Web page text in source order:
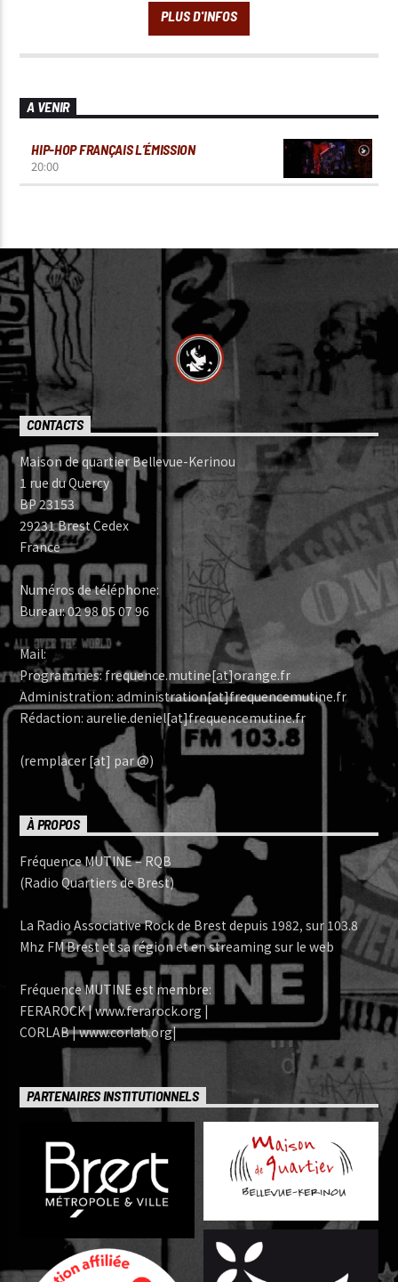
A VENIR
HIP-HOP FRANÇAIS L’ÉMISSION
20:00
CONTACTS
Maison de quartier Bellevue-Kerinou
1 rue du Quercy
BP 23153
29231 Brest Cedex
France
Numéros de téléphone:
Bureau: 02 98 05 07 96
Mail:
Programmes: frequence.mutine[at]orange.fr
Administration: administration[at]frequencemutine.fr
Rédaction: aurelie.deniel[at]frequencemutine.fr
(remplacer [at] par @)
À PROPOS
Fréquence MUTINE – RQB
(Radio Quartiers de Brest)
La Radio Associative Rock de Brest depuis 1982, sur 103.8
Mhz FM Brest et sa région et en streaming sur le web
Fréquence MUTINE est membre:
FERAROCK | www.ferarock.org |
CORLAB | www.corlab.org|
PARTENAIRES INSTITUTIONNELS